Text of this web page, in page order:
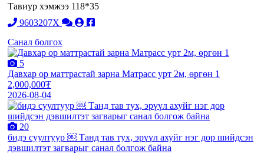
Тавиур хэмжээ 118*35
9603207X
Санал болгох
5
Давхар ор маттрастай зарна Матрасс урт 2м, өргөн 1
2,000,000₮
2026-08-04
20
бидэ суултуур ￼ Танд тав тух, эрүүл ахуйг нэг дор шийдсэн
дэвшилтэт загварыг санал болгож байна